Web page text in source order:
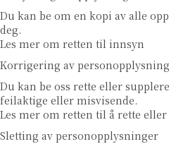
Du kan be om en kopi av alle
deg.
Les mer om retten til innsyn
Korrigering av
Du kan be oss rette eller
feilaktige eller misvisende.
Les mer om retten til å rette
Sletting av personopplysninger